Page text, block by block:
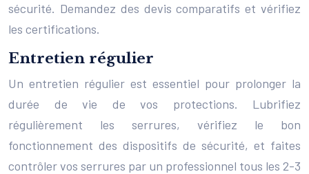
sécurité. Demandez des devis comparatifs et vérifiez
les certifications.
Entretien régulier
Un entretien régulier est essentiel pour prolonger la
durée de vie de vos protections. Lubrifiez
régulièrement les serrures, vérifiez le bon
fonctionnement des dispositifs de sécurité, et faites
contrôler vos serrures par un professionnel tous les 2-3